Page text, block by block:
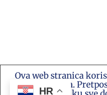
Kontakt e-mail:
Akademija Art
HR
Ova web stranica
vašeg iskustva.